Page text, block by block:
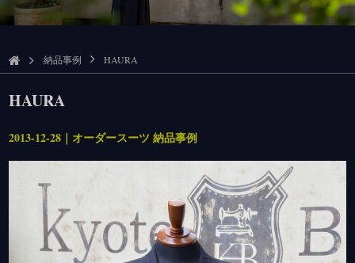
納品事例 HAURA
HAURA
2013-12-28｜オーダースーツ 納品事例